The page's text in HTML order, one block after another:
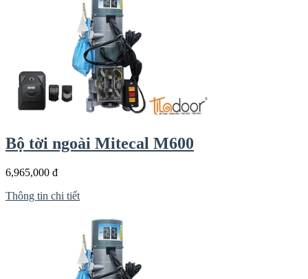
Bộ tời ngoài Mitecal M600
6,965,000 đ
Thông tin chi tiết